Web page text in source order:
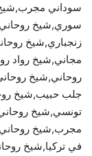
سوداني
سوري,شيخ
زنجباري,شيخ
مجاني,شيخ رواد
روحاني,شيخ
جلب حبيب,شيخ
تونسي,شيخ
مجرب,شيخ
في تركيا,شيخ